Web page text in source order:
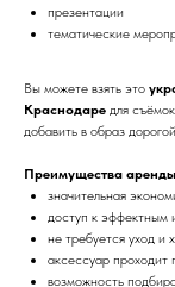
презентации
тематические
Вы можете взять это
Краснодаре для
добавить в образ
Преимущества аренды
значительная
доступ к эффектным
не требуется уход и
аксессуар проходит
возможность